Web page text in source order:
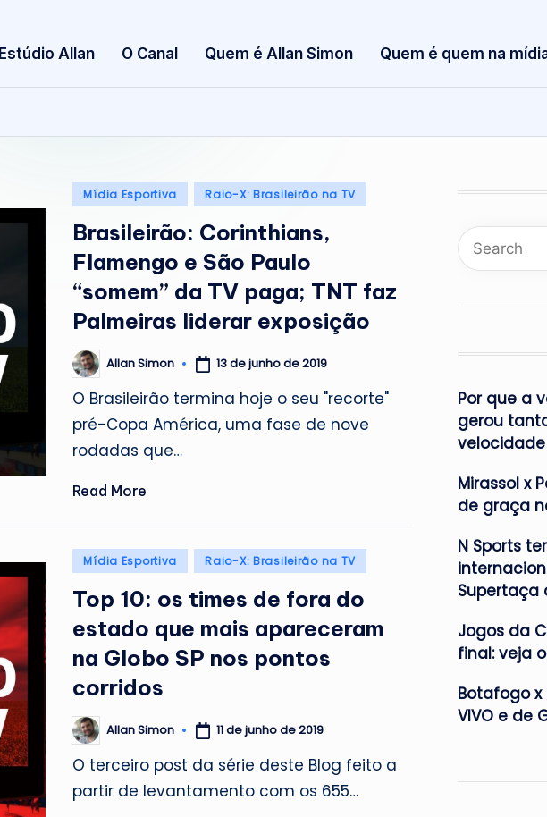
i
o
n
Estúdio Allan O Canal Quem é Allan Simon Quem é quem na
Posted
Mídia Esportiva Raio-X: Brasileirão na TV
Brasileirão: Corinthians,
Flamengo e São Paulo
“somem” da TV paga; TNT faz
Palmeiras liderar exposição
Posted
by
Allan Simon 13 de junho de 2019
O Brasileirão termina hoje o seu "recorte"
pré-Copa América, uma fase de nove
rodadas que…
Read More
Posted
Mídia Esportiva Raio-X: Brasileirão na TV
Top 10: os times de fora do
estado que mais apareceram
na Globo SP nos pontos
corridos
Posted
by
Allan Simon 11 de junho de 2019
O terceiro post da série deste Blog feito a
partir de levantamento com os 655…
Por que a
gerou
velocidade
Mirassol x
de graça
N Sports
Supertaça
Jogos da
final: veja
Botafogo x
VIVO e de